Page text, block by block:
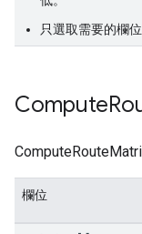
只選取需要的欄
Compute
欄位